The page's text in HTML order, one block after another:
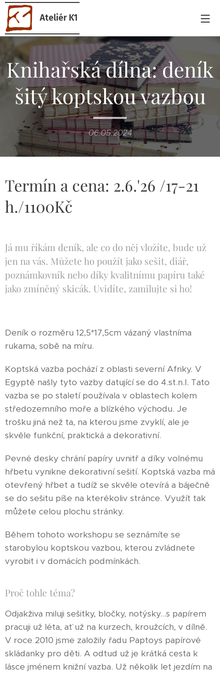
Ateliér K1
Knihařská dílna: deník
šitý koptskou vazbou
06.05.2024
Termín a cena: 2.6.'26 /17-21
h./1100Kč
Já mu říkám deník, ale co do něj vložíte, bude už
jen na vás. Můžete ho použít jako sešit, diář,
poznámkovník nebo díky kvalitnímu papíru také
jako zmíněný skicák. Uvidíte, zamilujte si ho!
Deník o rozměru 12,5*17,5cm vázaný vlastníma
rukama, sobě na míru.
Koptská vazba pochází z oblasti severní Afriky. V
Egyptě našly tyto vazby datující se do 4.st.n.l. Tato
vazba se po staletí používala v oblastech kolem
středozemního moře a blízkého východu. Je
trošku jiná než ta, na kterou jsme zvyklí, ale je
skvěle funkční, praktická a dekorativní.
Pevné desky chrání papíry uvnitř a díky volnému
hřbetu vynikne dekorativní sešití. Koptská vazba má
otevřený hřbet a tudíž se skvěle otevírá a báječně
se do sešitu píše na kterékoliv stránce. Využít tak
můžete celou plochu stránky.
Během tohoto workshopu se seznámíte se
starobylou koptskou vazbou, kterou zvládnete
vyrobit i v domácích podmínkách.
Proč tohle téma?
Odjakživa miluji sešitky, bločky, notýsky...s papírem
pracuji už léta, ať už na kurzech, kroužcích, v dílně.
V roce 2010 jsme založily řadu Paptoys papírové
skládanky pro děti. A odtud už je krátká cesta k
lásce jménem knižní vazba. Už několik let jezdím na